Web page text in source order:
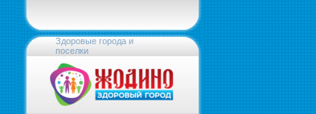
Здоровые города и
поселки